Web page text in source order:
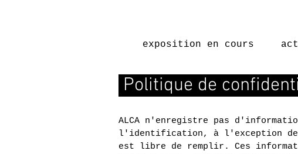
exposition en cours
Politique de
ALCA n'enregistre pas
l'identification, à l'exception
est libre de remplir. Ces